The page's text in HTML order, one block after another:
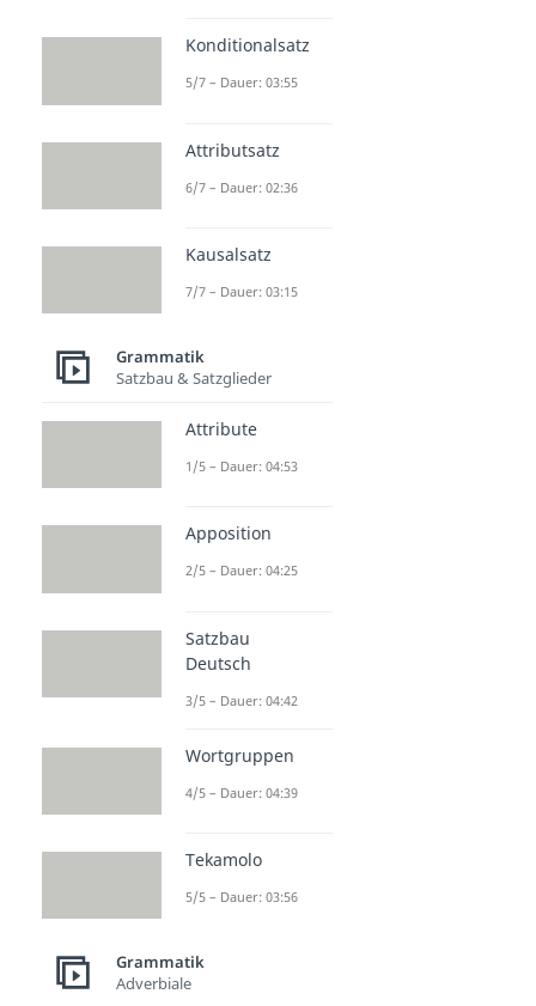
Konditionalsatz
5/7 – Dauer: 03:55
Attributsatz
6/7 – Dauer: 02:36
Kausalsatz
7/7 – Dauer: 03:15
Grammatik
Satzbau & Satzglieder
Attribute
1/5 – Dauer: 04:53
Apposition
2/5 – Dauer: 04:25
Satzbau
Deutsch
3/5 – Dauer: 04:42
Wortgruppen
4/5 – Dauer: 04:39
Tekamolo
5/5 – Dauer: 03:56
Grammatik
Adverbiale